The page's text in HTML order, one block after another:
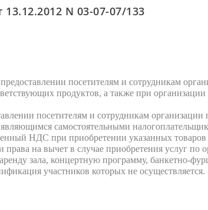
N 03-07-07/133
посетителям и сотрудникам
продуктов, а также при организации
посетителям и сотрудникам организации
самостоятельными
НДС при приобретении указанных
на вычет в случае приобретения услуг по
зала, концертную программу, банкетно-
участников которых не осуществляется.